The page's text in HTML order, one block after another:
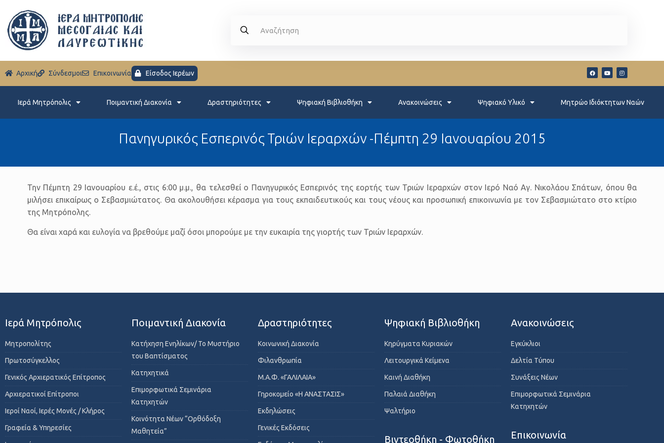
Aρχική Σύνδεσμοι Eπικοινωνία Είσοδος Ιερέων
Ιερά Μητρόπολις Ποιμαντική Διακονία Δραστηριότητες Ψηφιακή Βιβλιοθήκη Ανακοινώσεις Ψηφιακό Υλικό Μητρώο Ιδιόκτητων Ναών
Πανηγυρικός Εσπερινός Τριών Ιεραρχών -Πέμπτη 29 Ιανουαρίου 2015
Την Πέμπτη 29 Ιανουαρίου ε.έ., στις 6:00 μ.μ., θα τελεσθεί ο Πανηγυρικός Εσπερινός της εορτής των Τριών Ιεραρχών στον Ιερό Ναό Αγ. Νικολάου Σπάτων, όπου θα
μιλήσει επικαίρως ο Σεβασμιώτατος. Θα ακολουθήσει κέρασμα για τους εκπαιδευτικούς και τους νέους και προσωπική επικοινωνία με τον Σεβασμιώτατο στο κτίριο
της Μητρόπολης.
Θα είναι χαρά και ευλογία να βρεθούμε μαζί όσοι μπορούμε με την ευκαιρία της γιορτής των Τριών Ιεραρχών.
Ιερά Μητρόπολις
Μητροπολίτης
Πρωτοσύγκελλος
Γενικός Αρχιερατικός Επίτροπος
Αρχιερατικοί Επίτροποι
Ιεροί Ναοί, Ιερές Μονές / Κλήρος
Γραφεία & Υπηρεσίες
Ποιμαντική Διακονία
Κατήχηση Ενηλίκων/ Το Μυστήριο
του Βαπτίσματος
Κατηχητικά
Επιμορφωτικά Σεμινάρια
Κατηχητών
Κοινότητα Νέων “Ορθόδοξη
Μαθητεία”
Δραστηριότητες
Κοινωνική Διακονία
Φιλανθρωπία
Μ.Α.Φ. «ΓΑΛΙΛΑΙΑ»
Γηροκομείο «Η ΑΝΑΣΤΑΣΙΣ»
Εκδηλώσεις
Γενικές Εκδόσεις
Ψηφιακή Βιβλιοθήκη
Κηρύγματα Κυριακών
Λειτουργικά Κείμενα
Καινή Διαθήκη
Παλαιά Διαθήκη
Ψαλτήριο
Βιντεοθήκη - Φωτοθήκη
Ανακοινώσεις
Εγκύκλιοι
Δελτία Τύπου
Συνάξεις Νέων
Επιμορφωτικά Σεμινάρια
Κατηχητών
Επικοινωνία